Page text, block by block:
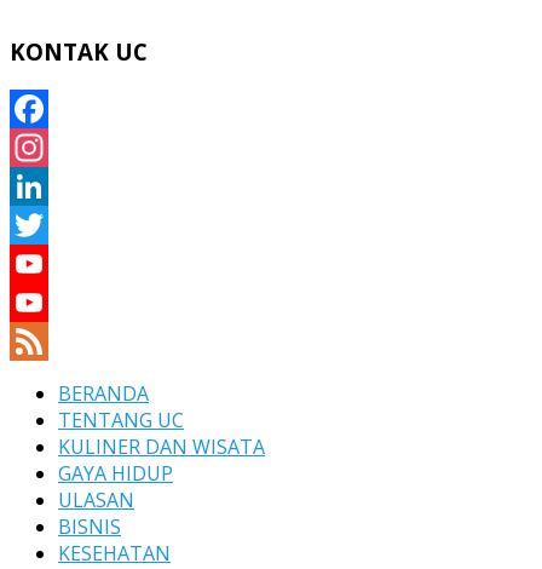
KONTAK UC
Facebook
Instagram
LinkedIn
Twitter
YouTube
YouTube
ChannelBERANDA
TENTANG UC
KULINER DAN WISATA
GAYA HIDUP
ULASAN
BISNIS
KESEHATAN